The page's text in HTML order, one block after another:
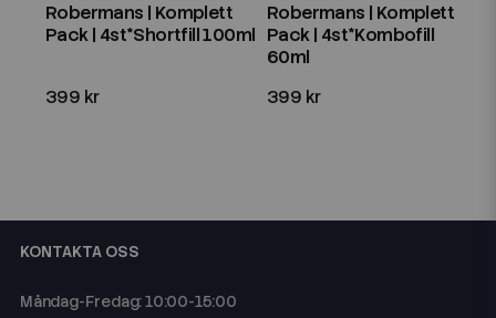
Robermans | Komplett
Pack | 4st*Shortfill 100ml
399 kr
Robermans | Komplett
Pack | 4st*Kombofill
60ml
399 kr
KONTAKTA OSS
Måndag-Fredag: 10:00-15:00